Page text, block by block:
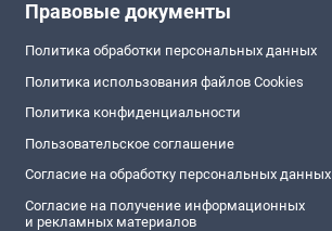
Правовые документы
Политика обработки персональных данных
Политика использования файлов Cookies
Политика конфиденциальности
Пользовательское соглашение
Согласие на обработку персональных данных
Согласие на получение информационных
и рекламных материалов